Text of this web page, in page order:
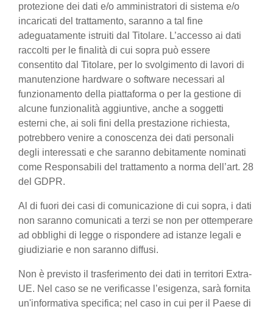
protezione dei dati e/o amministratori di sistema e/o
incaricati del trattamento, saranno a tal fine
adeguatamente istruiti dal Titolare. L’accesso ai dati
raccolti per le finalità di cui sopra può essere
consentito dal Titolare, per lo svolgimento di lavori di
manutenzione hardware o software necessari al
funzionamento della piattaforma o per la gestione di
alcune funzionalità aggiuntive, anche a soggetti
esterni che, ai soli fini della prestazione richiesta,
potrebbero venire a conoscenza dei dati personali
degli interessati e che saranno debitamente nominati
come Responsabili del trattamento a norma dell’art. 28
del GDPR.
Al di fuori dei casi di comunicazione di cui sopra, i dati
non saranno comunicati a terzi se non per ottemperare
ad obblighi di legge o rispondere ad istanze legali e
giudiziarie e non saranno diffusi.
Non è previsto il trasferimento dei dati in territori Extra-
UE. Nel caso se ne verificasse l’esigenza, sarà fornita
un'informativa specifica; nel caso in cui per il Paese di